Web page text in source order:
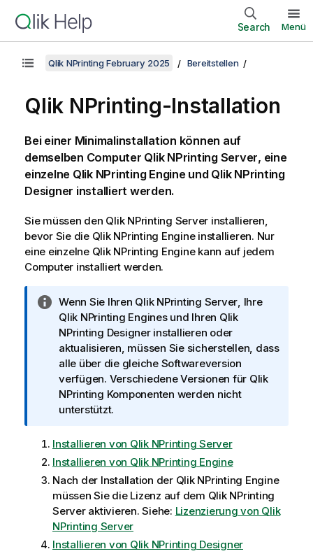
Search Menü
Qlik NPrinting February 2025 Bereitstellen
Qlik NPrinting-Installation
Bei einer Minimalinstallation können auf
demselben Computer Qlik NPrinting Server, eine
einzelne Qlik NPrinting Engineund Qlik NPrinting
Designer installiert werden.
Sie müssen den Qlik NPrinting Server installieren,
bevor Sie die Qlik NPrinting Engineinstallieren. Nur
eine einzelne Qlik NPrinting Enginekann auf jedem
Computer installiert werden.
I
n
f
o
r
m
a
t
o
s
h
i
n
w
e
Wenn Sie Ihren Qlik NPrinting Server, Ihre
Qlik NPrinting Engines und Ihren Qlik
NPrinting Designerinstallieren oder
aktualisieren, müssen Sie sicherstellen, dass
alle über die gleiche Softwareversion
verfügen. Verschiedene Versionen für Qlik
NPrinting Komponenten werden nicht
unterstützt.
Installieren von Qlik NPrinting Server
Installieren von Qlik NPrinting Engine
Nach der Installation der Qlik NPrinting Engine
müssen Sie die Lizenz auf dem Qlik NPrinting
Serveraktivieren. Siehe: Lizenzierung von Qlik
NPrinting Server
Installieren von Qlik NPrinting Designer